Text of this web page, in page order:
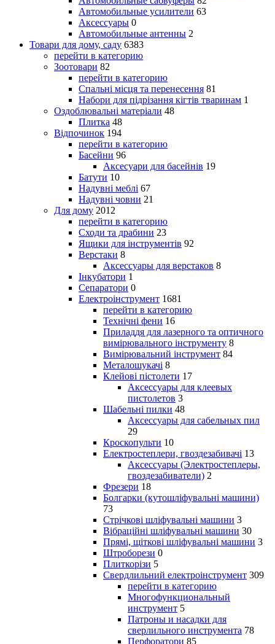
Автомобильные усилители 63
Аксессуары 0
Автомобильные антенны 2
Товари для дому, саду 6383
перейти в категорию
Зоотовари 82
перейти в категорию
Спальні місця та перенесення 81
Набори для підрізання кігтів тваринам 1
Оздоблювальні матеріали 48
Плитка 48
Відпочинок 194
перейти в категорию
Басейни 96
Аксесуари для басейнів 19
Батути 10
Надувні меблі 67
Надувні човни 21
Для дому 2012
перейти в категорию
Сходи та драбини 23
Ящики для інструментів 92
Верстаки 8
Аксессуары для верстаков 8
Інкубатори 1
Сепаратори 0
Електроінструмент 1681
перейти в категорию
Технічні фени 16
Приладдя для лазерного та оптичного
вимірювального інструменту 8
Вимірювальний інструмент 84
Металошукачі 8
Клейові пістолети 17
Аксессуары для клеевых
пистолетов 3
Шабельні пилки 48
Аксессуары для сабельных пил
29
Кроскопульти 10
Електростеплери, гвоздезабивачі 13
Аксессуары (Электростеплеры,
гвоздезабиватели) 2
Фрезери 18
Болгарки (кутошліфувальні машини)
73
Стрічкові шліфувальні машини 3
Вібраційні шліфувальні машини 30
Прямі, щіткові шліфувальні машини 3
Штроборези 0
Плиткорізи 5
Свердлильний електроінструмент 309
перейти в категорию
Многофункциональный
инструмент 5
Патроны и насадки для
сверлильного инструмента 78
Перфоратори 85